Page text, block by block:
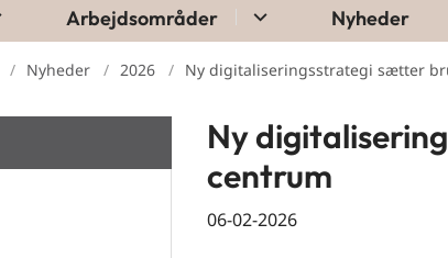
Arbejdsområder Nyheder
Nyheder 2026 Ny digitaliseringsstrategi sætter
Ny
centrum
06-02-2026